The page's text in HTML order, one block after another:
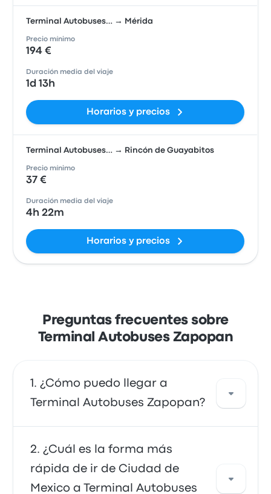
Terminal Autobuses… → Mérida
Precio mínimo
194 €
Duración media del viaje
1d 13h
Horarios y precios
Terminal Autobuses… → Rincón de Guayabitos
Precio mínimo
37 €
Duración media del viaje
4h 22m
Horarios y precios
Preguntas frecuentes sobre
Terminal Autobuses Zapopan
¿Cómo puedo llegar a
Terminal Autobuses Zapopan?
Puedes ir en autobús, que ofrece acceso
directo a tu destino. También puedes ir en
taxi o utilizar un servicio de transporte
compartido.
¿Cuál es la forma más
rápida de ir de Ciudad de
Mexico a Terminal Autobuses